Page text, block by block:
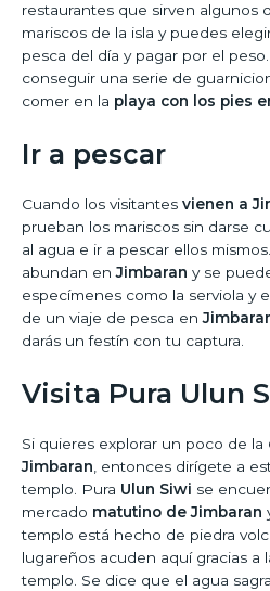
restaurantes que sirven algunos
mariscos de la isla y puedes
pesca del día y pagar por el
conseguir una serie de
comer en la playa con los pies
Ir a pescar
Cuando los visitantes vienen a
prueban los mariscos sin darse
al agua e ir a pescar ellos
abundan enJimbaran y se
especímenes como la serviola y
de un viaje de pesca en
darás un festín con tu captura.
Visita Pura Ulun
Si quieres explorar un poco de la
Jimbaran , entonces dirígete a
templo. Pura Ulun Siwi se
mercado matutino de Jimbaran
templo está hecho de piedra
lugareños acuden aquí gracias a
templo. Se dice que el agua